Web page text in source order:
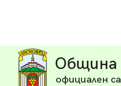
Община
официален